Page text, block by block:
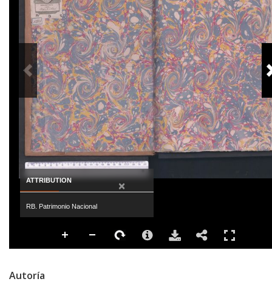
PREVIOUS IMAGE
ATTRIBUTION ×
RB. Patrimonio Nacional
Autoría